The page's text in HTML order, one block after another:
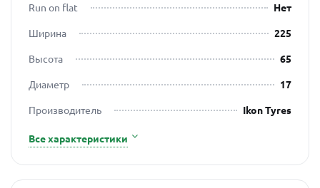
Run on flat
Нет
Ширина
225
Высота
65
Диаметр
17
Производитель
Ikon Tyres
Все характеристики